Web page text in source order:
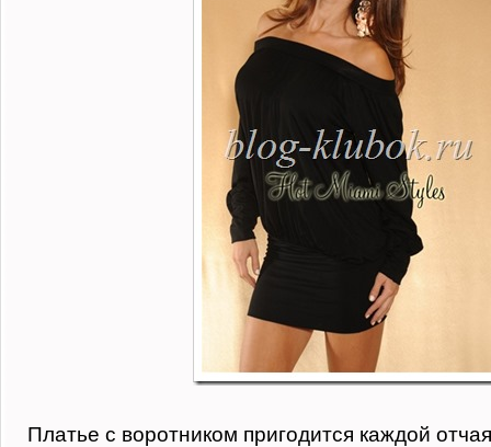
Платье с воротником пригодится каждой